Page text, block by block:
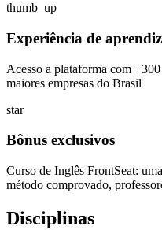
thumb_up
Experiência de
Acesso a plataforma com
maiores empresas do Brasil
star
Bônus exclusivos
Curso de Inglês FrontSeat:
método comprovado,
Disciplinas